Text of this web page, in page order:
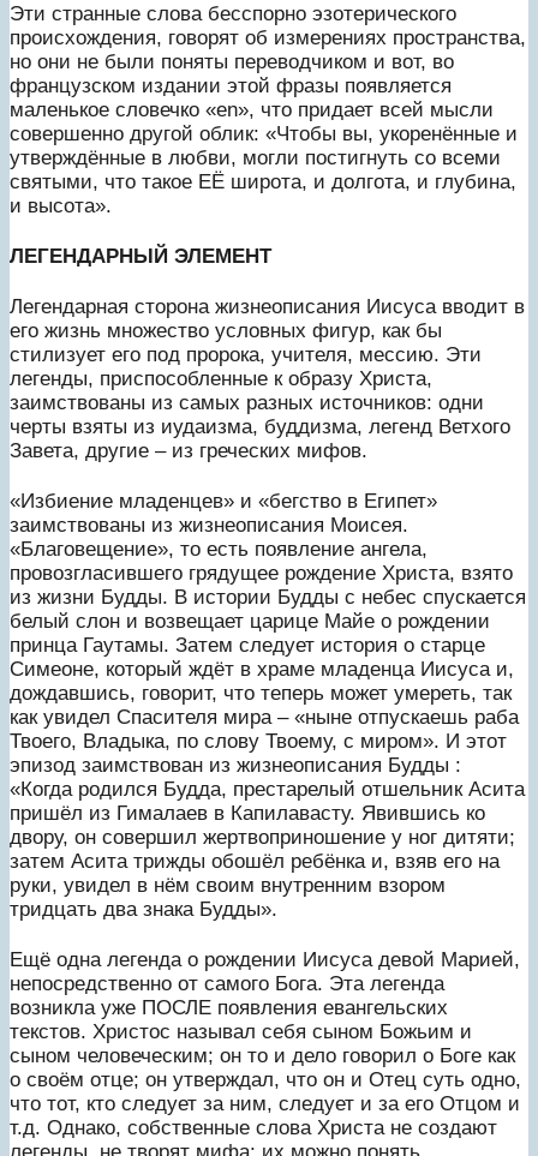
Эти странные слова бесспорно эзотерического
происхождения, говорят об измерениях пространства,
но они не были поняты переводчиком и вот, во
французском издании этой фразы появляется
маленькое словечко «en», что придает всей мысли
совершенно другой облик: «Чтобы вы, укоренённые и
утверждённые в любви, могли постигнуть со всеми
святыми, что такое ЕЁ широта, и долгота, и глубина,
и высота».
ЛЕГЕНДАРНЫЙ ЭЛЕМЕНТ
Легендарная сторона жизнеописания Иисуса вводит в
его жизнь множество условных фигур, как бы
стилизует его под пророка, учителя, мессию. Эти
легенды, приспособленные к образу Христа,
заимствованы из самых разных источников: одни
черты взяты из иудаизма, буддизма, легенд Ветхого
Завета, другие – из греческих мифов.
«Избиение младенцев» и «бегство в Египет»
заимствованы из жизнеописания Моисея.
«Благовещение», то есть появление ангела,
провозгласившего грядущее рождение Христа, взято
из жизни Будды. В истории Будды с небес спускается
белый слон и возвещает царице Майе о рождении
принца Гаутамы. Затем следует история о старце
Симеоне, который ждёт в храме младенца Иисуса и,
дождавшись, говорит, что теперь может умереть, так
как увидел Спасителя мира – «ныне отпускаешь раба
Твоего, Владыка, по слову Твоему, с миром». И этот
эпизод заимствован из жизнеописания Будды :
«Когда родился Будда, престарелый отшельник Асита
пришёл из Гималаев в Капилавасту. Явившись ко
двору, он совершил жертвоприношение у ног дитяти;
затем Асита трижды обошёл ребёнка и, взяв его на
руки, увидел в нём своим внутренним взором
тридцать два знака Будды».
Ещё одна легенда о рождении Иисуса девой Марией,
непосредственно от самого Бога. Эта легенда
возникла уже ПОСЛЕ появления евангельских
текстов. Христос называл себя сыном Божьим и
сыном человеческим; он то и дело говорил о Боге как
о своём отце; он утверждал, что он и Отец суть одно,
что тот, кто следует за ним, следует и за его Отцом и
т.д. Однако, собственные слова Христа не создают